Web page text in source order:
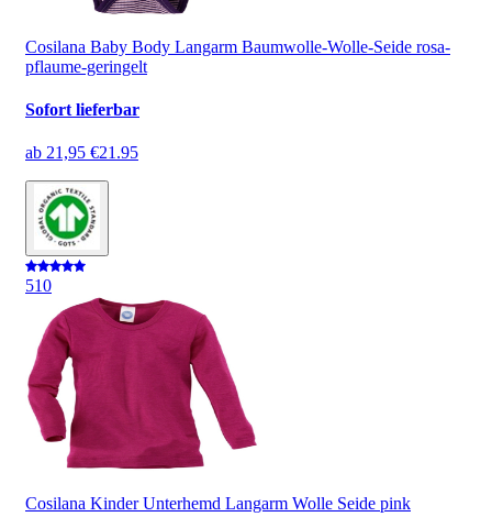
Cosilana Baby Body Langarm Baumwolle-Wolle-Seide rosa-
pflaume-geringelt
Sofort lieferbar
ab 21,95 €21.95
510
Cosilana Kinder Unterhemd Langarm Wolle Seide pink